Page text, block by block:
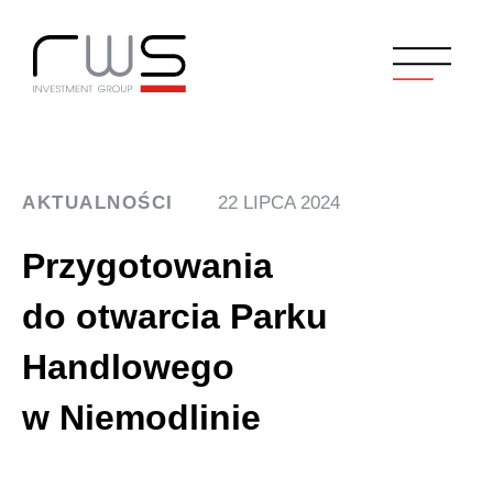
AKTUALNOŚCI 22 LIPCA 2024
Przygotowania
do otwarcia Parku
Handlowego
w Niemodlinie